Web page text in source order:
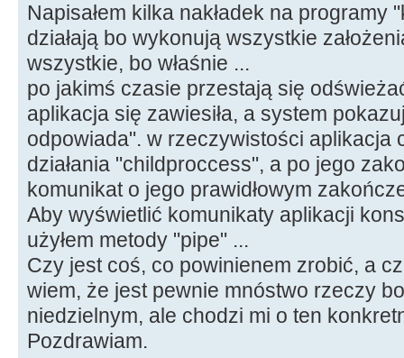
Napisałem kilka nakładek na programy
działają bo wykonują wszystkie
wszystkie, bo właśnie ...
po jakimś czasie przestają się
aplikacja się zawiesiła, a system
odpowiada". w rzeczywistości aplikacja
działania "childproccess", a po jego
komunikat o jego prawidłowym
Aby wyświetlić komunikaty aplikacji
użyłem metody "pipe" ...
Czy jest coś, co powinienem zrobić, a
wiem, że jest pewnie mnóstwo rzeczy
niedzielnym, ale chodzi mi o ten
Pozdrawiam.